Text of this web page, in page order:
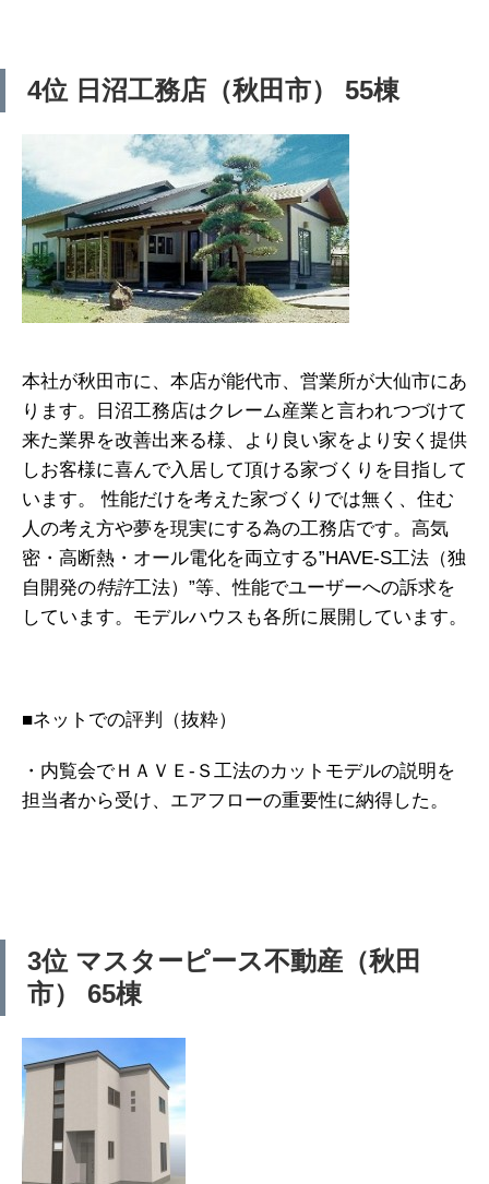
4位 日沼工務店（秋田市） 55棟
本社が秋田市に、本店が能代市、営業所が大仙市にあ
ります。日沼工務店はクレーム産業と言われつづけて
来た業界を改善出来る様、より良い家をより安く提供
しお客様に喜んで入居して頂ける家づくりを目指して
います。 性能だけを考えた家づくりでは無く、住む
人の考え方や夢を現実にする為の工務店です。高気
密・高断熱・オール電化を両立する”HAVE-S工法（独
自開発の特許工法）”等、性能でユーザーへの訴求を
しています。モデルハウスも各所に展開しています。
■ネットでの評判（抜粋）
・内覧会でＨＡＶＥ-Ｓ工法のカットモデルの説明を
担当者から受け、エアフローの重要性に納得した。
3位 マスターピース不動産（秋田
市） 65棟